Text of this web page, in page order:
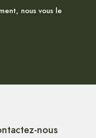
nous vous le
nous